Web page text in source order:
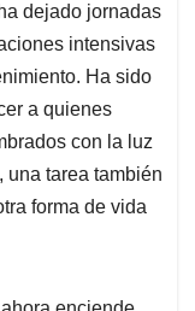
dejado jornadas
intensivas
Ha sido
a quienes
con la luz
una tarea también
forma de vida